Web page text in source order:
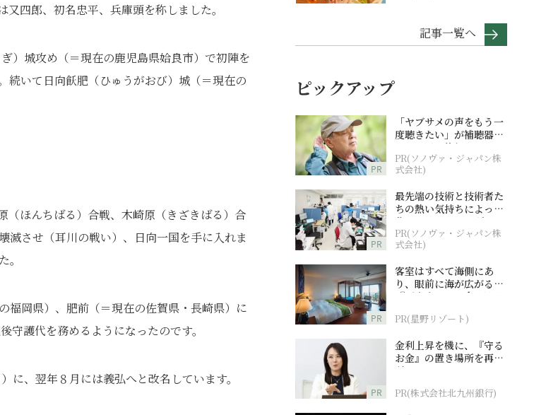
四郎、初名忠平、兵庫頭を称しました。
）城攻め（＝現在の鹿児島県姶良市）で初陣を
続いて日向飫肥（ひゅうがおび）城（＝現在の
（ほんちばる）合戦、木崎原（きざきばる）合
滅させ（耳川の戦い）、日向一国を手に入れま
福岡県）、肥前（＝現在の佐賀県・長崎県）に
守護代を務めるようになったのです。
に、翌年８月には義弘へと改名しています。
記事一覧へ
ピックアップ
PR
「ヤブサメの声をもう一
度聴きたい」が補聴器チ
ャレンジの後押しに
PR(ソノヴァ・ジャパン株
式会社)
PR
最先端の技術と技術者た
ちの熱い気持ちによって
作られているオーダーメ
イド補聴器
PR(ソノヴァ・ジャパン株
式会社)
PR
客室はすべて海側にあ
り、眼前に海が広がる
『西表島ホテル by 星野
PR(星野リゾート)
PR
金利上昇を機に、『守る
お金』の置き場所を再検
討
PR(株式会社北九州銀行)